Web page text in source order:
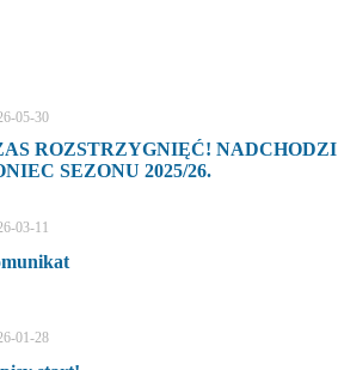
ROZSTRZYGNIĘĆ! NADCHODZI
SEZONU 2025/26.
05-30
03-11
01-28